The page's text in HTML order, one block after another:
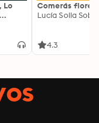
Lo
Comerás flores
Lucía Solla
4.3